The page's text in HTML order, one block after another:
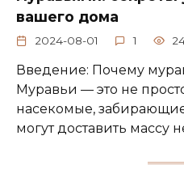
вашего дома
2024-08-01 1
Введение: Почему
Муравьи — это не
насекомые,
могут доставить массу